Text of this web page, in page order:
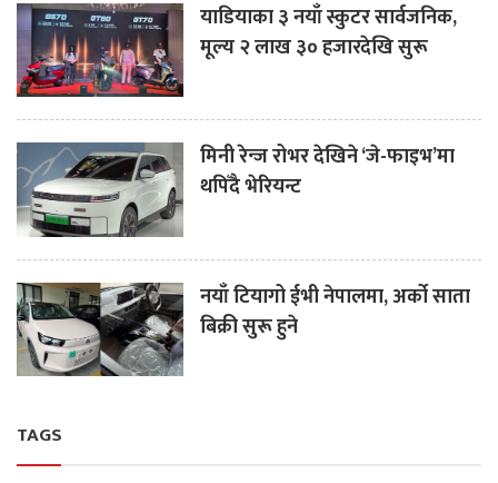
याडियाका ३ नयाँ स्कुटर सार्वजनिक,
मूल्य २ लाख ३० हजारदेखि सुरू
मिनी रेन्ज रोभर देखिने ‘जे-फाइभ’मा
थपिँदै भेरियन्ट
नयाँ टियागो ईभी नेपालमा, अर्को साता
बिक्री सुरू हुने
TAGS